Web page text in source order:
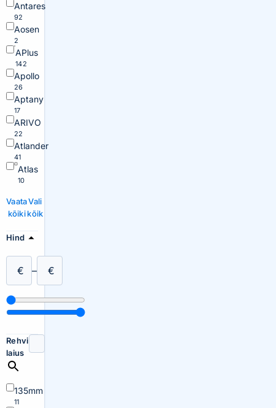
Antares
92
Aosen
2
APlus
142
Apollo
26
Aptany
17
ARIVO
22
Atlander
41
Atlas
10
Vaata
kõiki
Vali
kõik
Hind
€ – €
Rehvi
laius
135mm
11